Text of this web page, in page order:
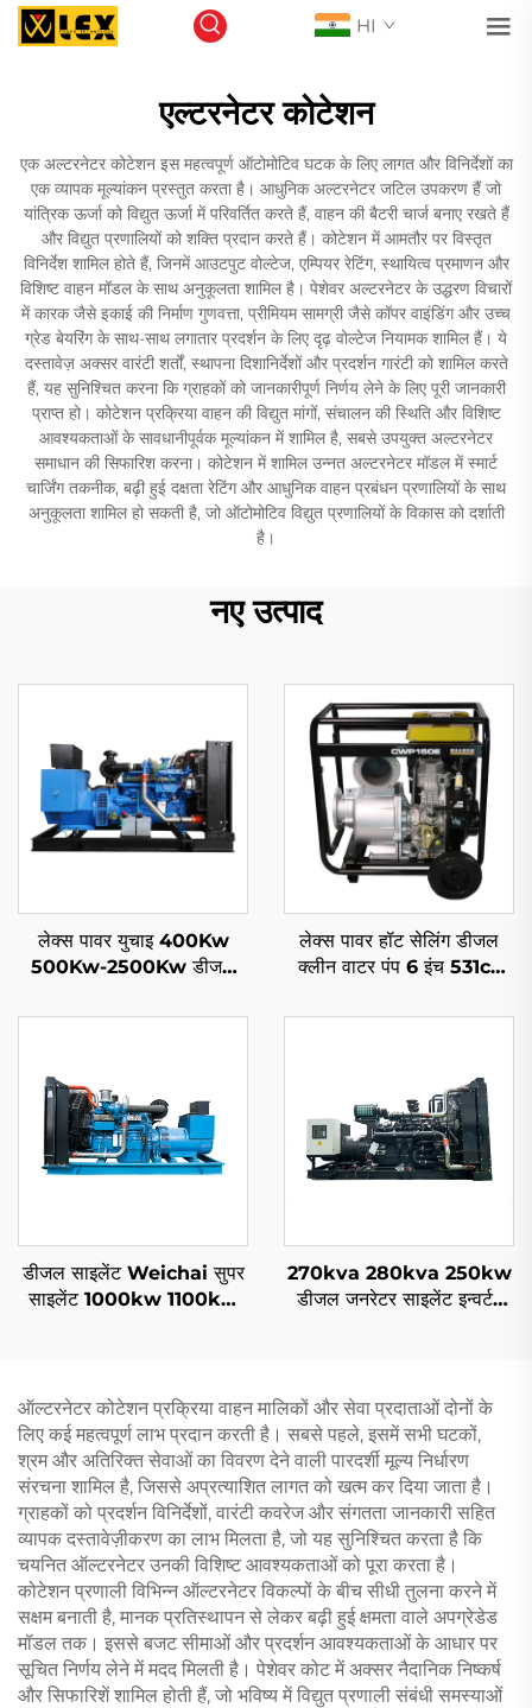
HI
एल्टरनेटर कोटेशन
एक अल्टरनेटर कोटेशन इस महत्वपूर्ण ऑटोमोटिव घटक के लिए लागत और विनिर्देशों का
एक व्यापक मूल्यांकन प्रस्तुत करता है। आधुनिक अल्टरनेटर जटिल उपकरण हैं जो
यांत्रिक ऊर्जा को विद्युत ऊर्जा में परिवर्तित करते हैं, वाहन की बैटरी चार्ज बनाए रखते हैं
और विद्युत प्रणालियों को शक्ति प्रदान करते हैं। कोटेशन में आमतौर पर विस्तृत
विनिर्देश शामिल होते हैं, जिनमें आउटपुट वोल्टेज, एम्पियर रेटिंग, स्थायित्व प्रमाणन और
विशिष्ट वाहन मॉडल के साथ अनुकूलता शामिल है। पेशेवर अल्टरनेटर के उद्धरण विचारों
में कारक जैसे इकाई की निर्माण गुणवत्ता, प्रीमियम सामग्री जैसे कॉपर वाइंडिंग और उच्च
ग्रेड बेयरिंग के साथ-साथ लगातार प्रदर्शन के लिए दृढ़ वोल्टेज नियामक शामिल हैं। ये
दस्तावेज़ अक्सर वारंटी शर्तों, स्थापना दिशानिर्देशों और प्रदर्शन गारंटी को शामिल करते
हैं, यह सुनिश्चित करना कि ग्राहकों को जानकारीपूर्ण निर्णय लेने के लिए पूरी जानकारी
प्राप्त हो। कोटेशन प्रक्रिया वाहन की विद्युत मांगों, संचालन की स्थिति और विशिष्ट
आवश्यकताओं के सावधानीपूर्वक मूल्यांकन में शामिल है, सबसे उपयुक्त अल्टरनेटर
समाधान की सिफारिश करना। कोटेशन में शामिल उन्नत अल्टरनेटर मॉडल में स्मार्ट
चार्जिंग तकनीक, बढ़ी हुई दक्षता रेटिंग और आधुनिक वाहन प्रबंधन प्रणालियों के साथ
अनुकूलता शामिल हो सकती है, जो ऑटोमोटिव विद्युत प्रणालियों के विकास को दर्शाती
है।
नए उत्पाद
लेक्स पावर युचाइ 400Kw
500Kw-2500Kw डीजल
50/60Hz
लेक्स पावर हॉट सेलिंग डीजल
क्लीन वाटर पंप 6 इंच 531cc
डीजल साइलेंट Weichai सुपर
साइलेंट 1000kw 1100kw
270kva 280kva 250kw
डीजल जनरेटर साइलेंट इन्वर्टर
ऑल्टरनेटर कोटेशन प्रक्रिया वाहन मालिकों और सेवा प्रदाताओं दोनों के
लिए कई महत्वपूर्ण लाभ प्रदान करती है। सबसे पहले, इसमें सभी घटकों,
श्रम और अतिरिक्त सेवाओं का विवरण देने वाली पारदर्शी मूल्य निर्धारण
संरचना शामिल है, जिससे अप्रत्याशित लागत को खत्म कर दिया जाता है।
ग्राहकों को प्रदर्शन विनिर्देशों, वारंटी कवरेज और संगतता जानकारी सहित
व्यापक दस्तावेज़ीकरण का लाभ मिलता है, जो यह सुनिश्चित करता है कि
चयनित ऑल्टरनेटर उनकी विशिष्ट आवश्यकताओं को पूरा करता है।
कोटेशन प्रणाली विभिन्न ऑल्टरनेटर विकल्पों के बीच सीधी तुलना करने में
सक्षम बनाती है, मानक प्रतिस्थापन से लेकर बढ़ी हुई क्षमता वाले अपग्रेडेड
मॉडल तक। इससे बजट सीमाओं और प्रदर्शन आवश्यकताओं के आधार पर
सूचित निर्णय लेने में मदद मिलती है। पेशेवर कोट में अक्सर नैदानिक निष्कर्ष
और सिफारिशें शामिल होती हैं, जो भविष्य में विद्युत प्रणाली संबंधी समस्याओं